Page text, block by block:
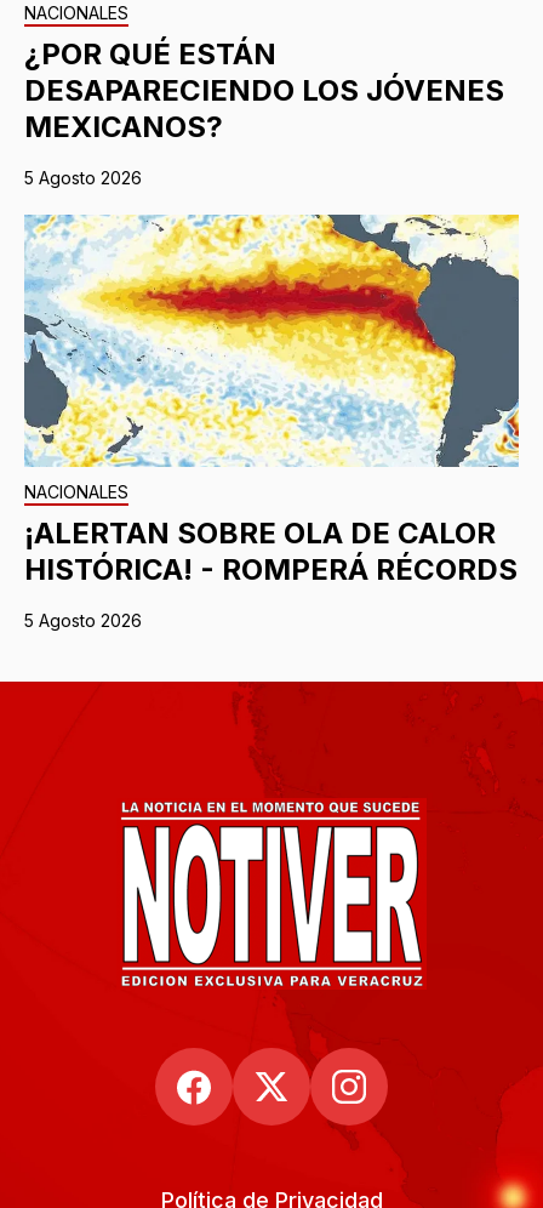
NACIONALES
¿POR QUÉ ESTÁN
DESAPARECIENDO LOS JÓVENES
MEXICANOS?
5 Agosto 2026
NACIONALES
¡ALERTAN SOBRE OLA DE CALOR
HISTÓRICA! - ROMPERÁ RÉCORDS
5 Agosto 2026
Política de Privacidad